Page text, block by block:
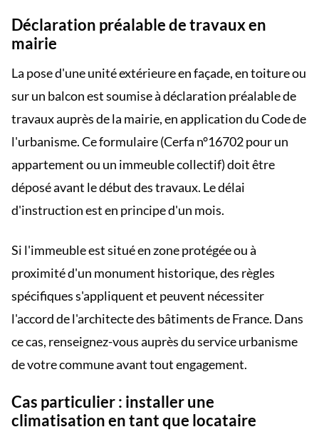
Déclaration préalable de travaux en
mairie
La pose d'une unité extérieure en façade, en toiture ou
sur un balcon est soumise à déclaration préalable de
travaux auprès de la mairie, en application du Code de
l'urbanisme. Ce formulaire (Cerfa n°16702 pour un
appartement ou un immeuble collectif) doit être
déposé avant le début des travaux. Le délai
d'instruction est en principe d'un mois.
Si l'immeuble est situé en zone protégée ou à
proximité d'un monument historique, des règles
spécifiques s'appliquent et peuvent nécessiter
l'accord de l'architecte des bâtiments de France. Dans
ce cas, renseignez-vous auprès du service urbanisme
de votre commune avant tout engagement.
Cas particulier : installer une
climatisation en tant que locataire